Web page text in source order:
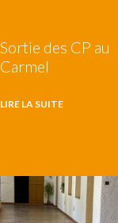
Sortie des CP au
Carmel
LIRE LA SUITE